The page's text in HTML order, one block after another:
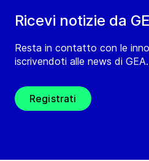
Ricevi notizie da
Resta in contatto con le
iscrivendoti alle news di GEA.
Registrati